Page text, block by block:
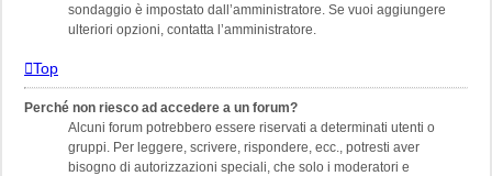
sondaggio è impostato dall’amministratore. Se vuoi aggiungere
ulteriori opzioni, contatta l’amministratore.
Top
Perché non riesco ad accedere a un forum?
Alcuni forum potrebbero essere riservati a determinati utenti o
gruppi. Per leggere, scrivere, rispondere, ecc., potresti aver
bisogno di autorizzazioni speciali, che solo i moderatori e